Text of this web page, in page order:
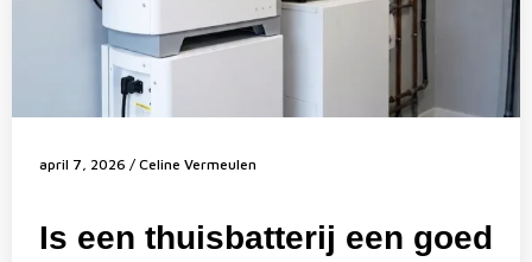
april 7, 2026 / Celine Vermeulen
Is een thuisbatterij een goed